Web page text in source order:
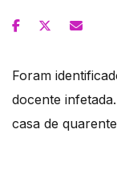
Foram
docente
casa de